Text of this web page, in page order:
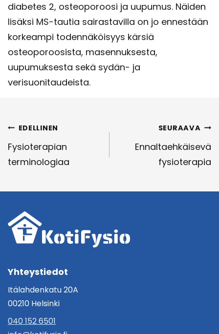
diabetes 2, osteoporoosi ja uupumus. Näiden
lisäksi MS-tautia sairastavilla on jo ennestään
korkeampi todennäköisyys kärsiä
osteoporoosista, masennuksesta,
uupumuksesta sekä sydän- ja
verisuonitaudeista.
Artikkelien
selaus
EDELLINEN
Fysioterapian
terminologiaa
SEURAAVA
Ennaltaehkäisevä
fysioterapia
Yhteystiedot
Itälahdenkatu 20A
00210 Helsinki
040 152 6501